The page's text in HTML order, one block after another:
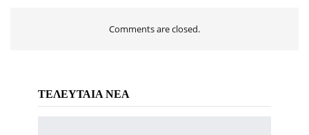
Comments are closed.
ΤΕΛΕΥΤΑΙΑ ΝΕΑ